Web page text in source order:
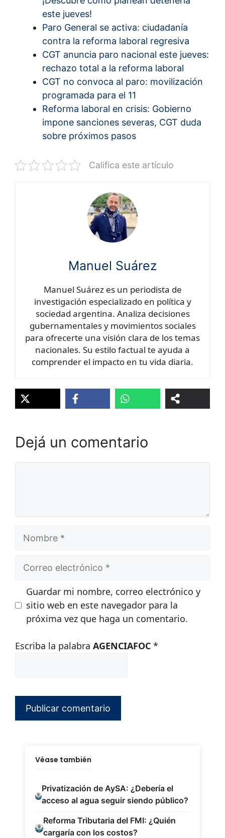
este jueves!
Paro General se activa: ciudadanía
contra la reforma laboral regresiva
CGT anuncia paro nacional este jueves:
rechazo total a la reforma laboral
CGT no convoca al paro: movilización
programada para el 11
Reforma laboral en crisis: Gobierno
impone sanciones severas, CGT duda
sobre próximos pasos
Califica este artículo
Manuel Suárez
Manuel Suárez es un periodista de
investigación especializado en política y
sociedad argentina. Analiza decisiones
gubernamentales y movimientos sociales
para ofrecerte una visión clara de los temas
nacionales. Su estilo factual te ayuda a
comprender el impacto en tu vida diaria.
Dejá un comentario
Correo
Guardar mi nombre, correo electrónico y
sitio web en este navegador para la
próxima vez que haga un comentario.
Escriba la palabra AGENCIAFOC *
Véase también
Privatización de AySA: ¿Debería el
acceso al agua seguir siendo público?
Reforma Tributaria del FMI: ¿Quién
cargaría con los costos?